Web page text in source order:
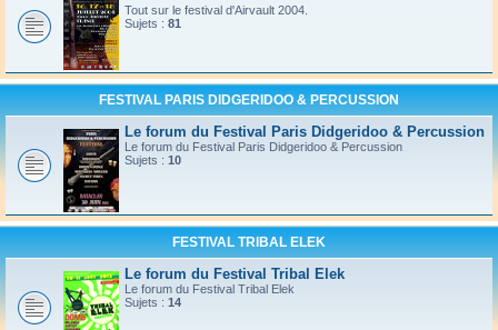
Tout sur le festival d'Airvault 2004.
Sujets : 81
FESTIVAL PARIS DIDGERIDOO & PERCUSSION
Le forum du Festival Paris Didgeridoo & Percussion
Le forum du Festival Paris Didgeridoo & Percussion
Sujets : 10
FESTIVAL TRIBAL ELEK
Le forum du Festival Tribal Elek
Le forum du Festival Tribal Elek
Sujets : 14